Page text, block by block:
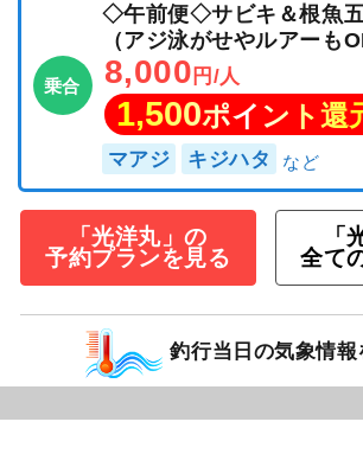
乗合
◇午前便◇サビキ＆根魚
（アジ泳がせやルアーも
8,000 円/人
1,500ポイント還
マアジ キジハタ
「光洋丸」の
予約プランを見る
「
全て
釣行当日の気象情報